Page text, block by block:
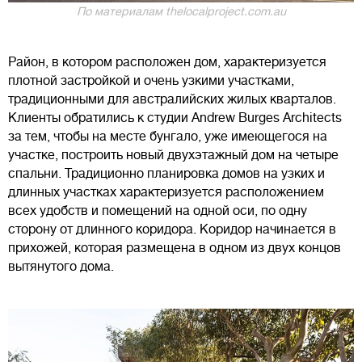
По материалам thelocalproject.com.au
Район, в котором расположен дом, характеризуется
плотной застройкой и очень узкими участками,
традиционными для австралийских жилых кварталов.
Клиенты обратились к студии Andrew Burges Architects
за тем, чтобы на месте бунгало, уже имеющегося на
участке, построить новый двухэтажный дом на четыре
спальни. Традиционно планировка домов на узких и
длинных участках характеризуется расположением
всех удобств и помещений на одной оси, по одну
сторону от длинного коридора. Коридор начинается в
прихожей, которая размещена в одном из двух концов
вытянутого дома.